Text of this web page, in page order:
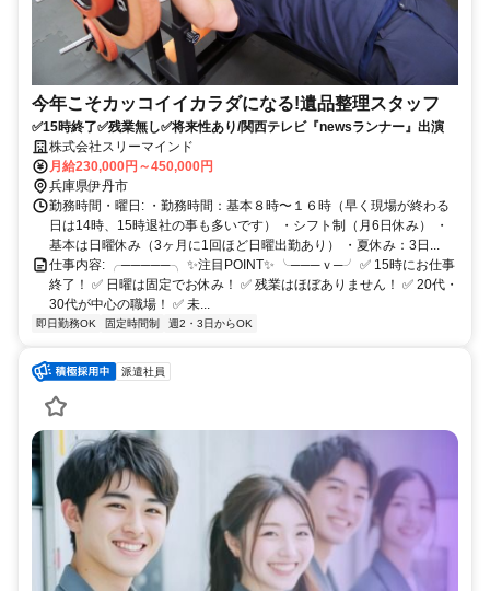
今年こそカッコイイカラダになる!遺品整理スタッフ
✅️15時終了✅️残業無し✅️将来性あり/関西テレビ『newsランナー』出演
株式会社スリーマインド
月給230,000円～450,000円
兵庫県伊丹市
勤務時間・曜日: ・勤務時間：基本８時〜１６時（早く現場が終わる
日は14時、15時退社の事も多いです） ・シフト制（月6日休み） ・
基本は日曜休み（3ヶ月に1回ほど日曜出勤あり） ・夏休み：3日...
仕事内容: ╭─────╮ ✨注目POINT✨ ╰───ｖ─╯ ✅ 15時にお仕事
終了！ ✅ 日曜は固定でお休み！ ✅ 残業はほぼありません！ ✅ 20代・
30代が中心の職場！ ✅ 未...
即日勤務OK 固定時間制 週2・3日からOK
派遣社員